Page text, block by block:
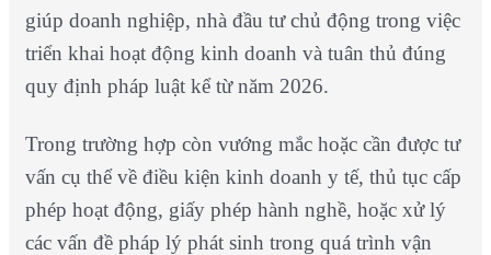
giúp doanh nghiệp, nhà đầu tư chủ động trong việc
triển khai hoạt động kinh doanh và tuân thủ đúng
quy định pháp luật kể từ năm 2026.
Trong trường hợp còn vướng mắc hoặc cần được tư
vấn cụ thể về điều kiện kinh doanh y tế, thủ tục cấp
phép hoạt động, giấy phép hành nghề, hoặc xử lý
các vấn đề pháp lý phát sinh trong quá trình vận